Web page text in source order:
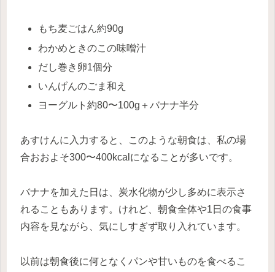
もち麦ごはん約90g
わかめときのこの味噌汁
だし巻き卵1個分
いんげんのごま和え
ヨーグルト約80〜100g＋バナナ半分
あすけんに入力すると、このような朝食は、私の場
合おおよそ300〜400kcalになることが多いです。
バナナを加えた日は、炭水化物が少し多めに表示さ
れることもあります。けれど、朝食全体や1日の食事
内容を見ながら、気にしすぎず取り入れています。
以前は朝食後に何となくパンや甘いものを食べるこ